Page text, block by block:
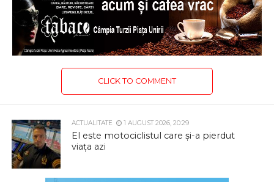
CLICK TO COMMENT
ACTUALITATE 1 AUGUST 2026, 20:29
El este motociclistul care și-a pierdut
viața azi